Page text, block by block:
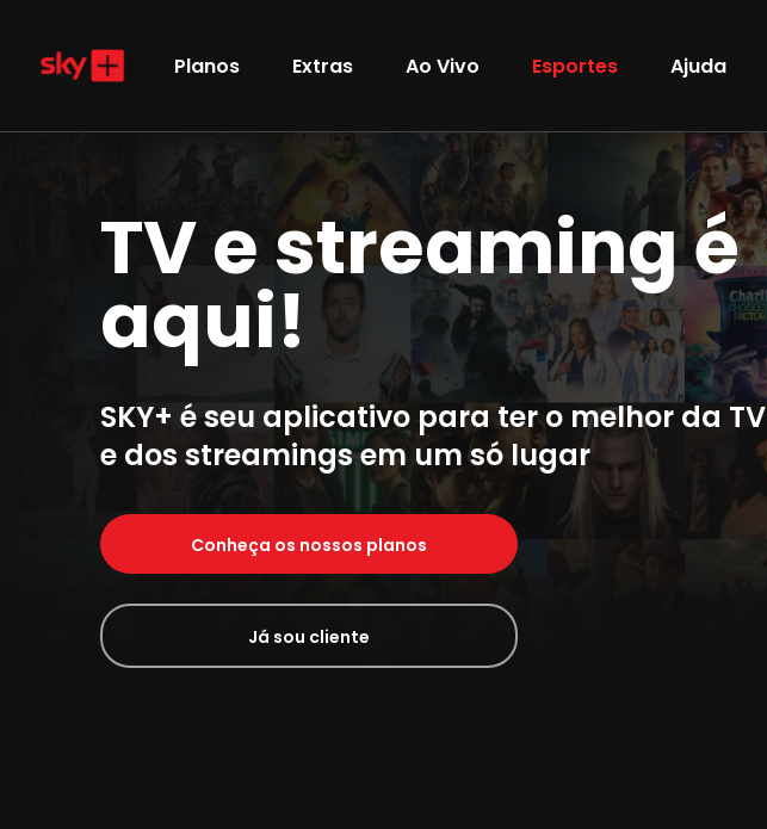
Planos Extras Ao Vivo Esportes Ajuda
TV e streaming é
aqui!
SKY+ é seu aplicativo para ter o melhor da TV
e dos streamings em um só lugar
Conheça os nossos planos
Já sou cliente